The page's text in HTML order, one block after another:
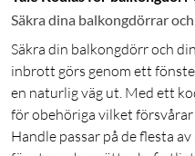
Säkra dina balkongdörrar
Säkra din balkongdörr och
inbrott görs genom ett
en naturlig väg ut. Med ett
för obehöriga vilket
Handle passar på de flesta